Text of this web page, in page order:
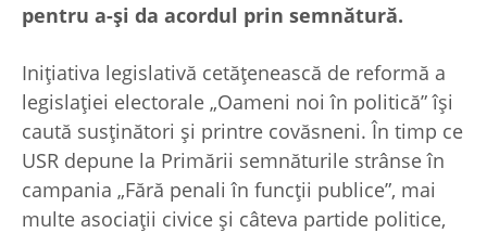
pentru a-și da acordul prin semnătură.
Inițiativa legislativă cetățenească de reformă a
legislației electorale „Oameni noi în politică” își
caută susținători și printre covăsneni. În timp ce
USR depune la Primării semnăturile strânse în
campania „Fără penali în funcții publice”, mai
multe asociații civice și câteva partide politice,